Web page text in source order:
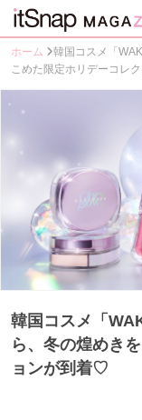
ホーム
韓国コスメ「
こめた限定ホリデーコレ
韓国コスメ「
ら、冬の煌めき
ョンが到着♡